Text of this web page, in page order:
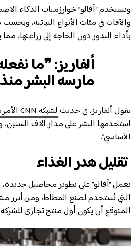
وتستخدم “أفالو” خوارزميات الذكاء
والآفات في مئات الأنواع النباتية،
بأداء البذور دون الحاجة إلى زراعتها، مما
ألفاريز: ❞ما
مارسه البشر
يقول ألفاريز، في حديثلشبكة CNN الأمريكية
استخدمها البشر على مدار آلاف
الأساسي”.
تقليل هدر الغذاء
تعمل “أفالو” على تطوير محاصيل جديدة،
التي تُستخدم لصنع المطاط، ومن أبرز
المتوقع أن يكون أول منتج تجاري للشركة بحلول عام 2026، بعد ثلاث